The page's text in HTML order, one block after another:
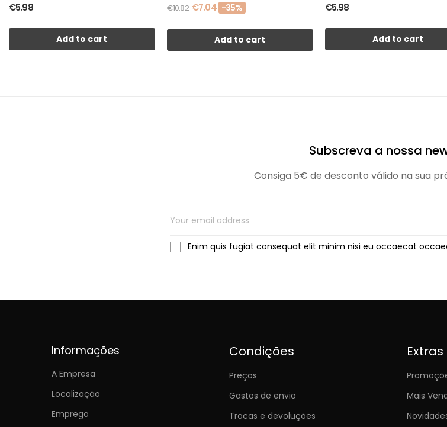
€5.98
Add to cart
€10.82 €7.04 -35%
Add to cart
€5.98
Add to cart
Subscreva a nossa
Consiga 5€ de desconto válido na sua
Enim quis fugiat consequat elit minim nisi eu occaecat
Informações
A Empresa
Localização
Emprego
Condições
Preços
Gastos de envio
Trocas e devoluções
Extras
Mais